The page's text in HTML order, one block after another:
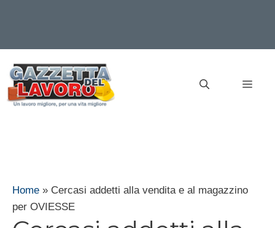
contenuto
Home » Cercasi addetti alla vendita e al magazzino
per OVIESSE